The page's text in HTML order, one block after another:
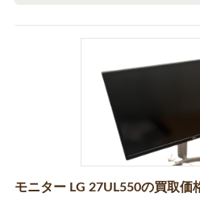
モニター LG 27UL550の買取価